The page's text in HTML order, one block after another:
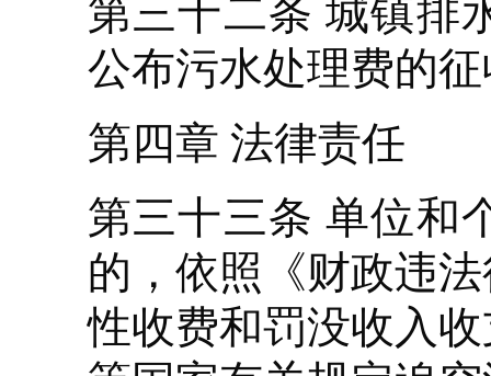
第三十二条 城镇排
公布污水处理费的
第四章 法律责任
第三十三条 单位和
的，依照《财政违
性收费和罚没收入